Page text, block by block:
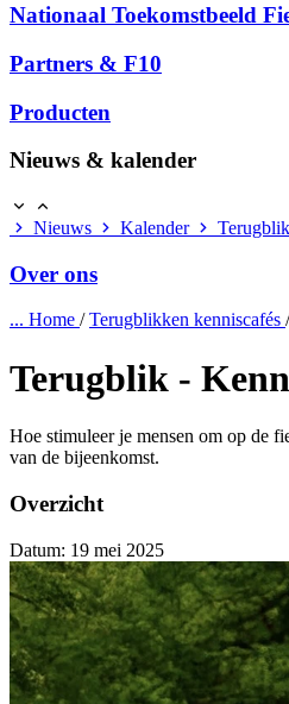
Nationaal Toekomstbeeld
Partners & F10
Producten
Nieuws & kalender
Nieuws Kalender
Over ons
... Home /Terugblikken kenniscafés
Terugblik -
Hoe stimuleer je mensen om op de
van de bijeenkomst.
Overzicht
Datum: 19 mei 2025